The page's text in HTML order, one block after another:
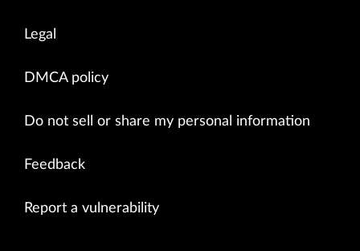
Legal
DMCA policy
Do not sell or share my personal information
Feedback
Report a vulnerability